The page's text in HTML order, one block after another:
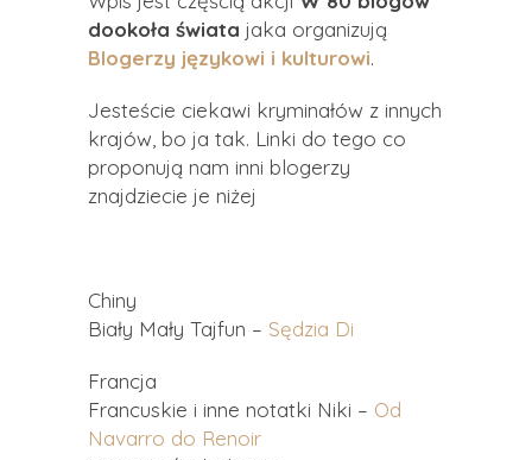
dookoła świata jaka organizują
Blogerzy językowi i kulturowi.
Jesteście ciekawi kryminałów z innych
krajów, bo ja tak. Linki do tego co
proponują nam inni blogerzy
znajdziecie je niżej
Chiny
Biały Mały Tajfun – Sędzia Di
Francja
Francuskie i inne notatki Niki – Od
Navarro do Renoir